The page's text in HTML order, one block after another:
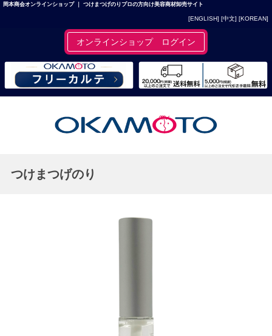
岡本商会オンラインショップ ｜ つけまつげのりプロの方向け美容商材卸売サイト
[ENGLISH] [中文] [KOREAN]
オンラインショップ ログイン
つけまつげのり